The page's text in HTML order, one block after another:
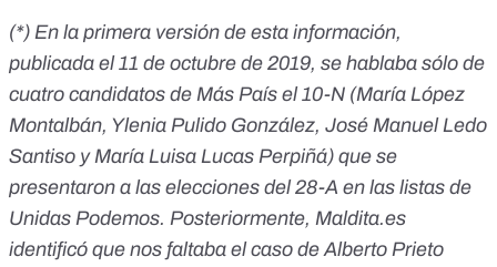
(*) En la primera versión de esta información,
publicada el 11 de octubre de 2019, se hablaba sólo de
cuatro candidatos de Más País el 10-N (María López
Montalbán, Ylenia Pulido González, José Manuel Ledo
Santiso y María Luisa Lucas Perpiñá) que se
presentaron a las elecciones del 28-A en las listas de
Unidas Podemos. Posteriormente, Maldita.es
identificó que nos faltaba el caso de Alberto Prieto